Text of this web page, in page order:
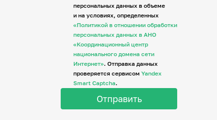
персональных данных в объеме
и на условиях, определенных
«Политикой в отношении обработки
персональных данных в АНО
«Координационный центр
национального домена сети
Интернет». Отправка данных
проверяется сервисом Yandex
Smart Captcha.